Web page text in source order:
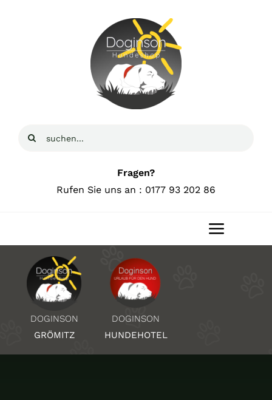
Suche
Fragen?
Rufen Sie uns an : 0177 93 202 86
Toggle
Home
Über Uns
DOGINSON
GRÖMITZ
DOGINSON
HUNDEHOTEL